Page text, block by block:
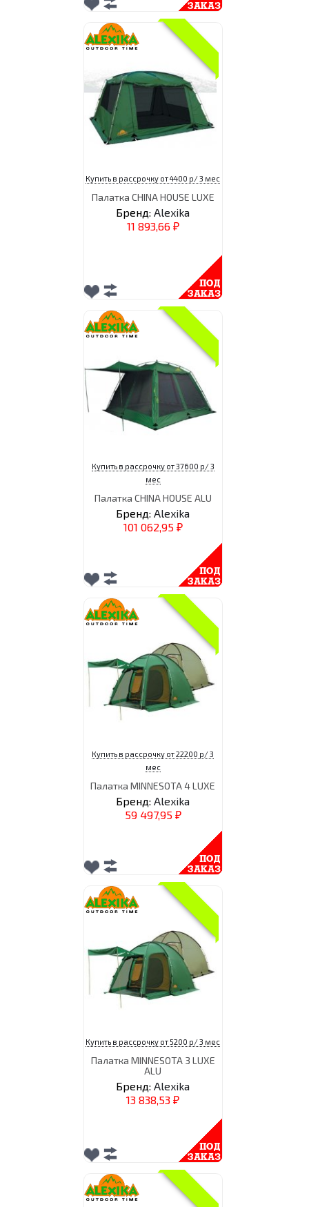
Купить в рассрочку от 4400 р/ 3 мес
Палатка CHINA HOUSE LUXE
Бренд: Alexika
11 893,66 ₽
Купить в рассрочку от 37600 р/ 3
мес
Палатка CHINA HOUSE ALU
Бренд: Alexika
101 062,95 ₽
Купить в рассрочку от 22200 р/ 3
мес
Палатка MINNESOTA 4 LUXE
Бренд: Alexika
59 497,95 ₽
Купить в рассрочку от 5200 р/ 3 мес
Палатка MINNESOTA 3 LUXE
ALU
Бренд: Alexika
13 838,53 ₽